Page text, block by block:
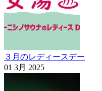
３月のレディースデー
01 3月 2025